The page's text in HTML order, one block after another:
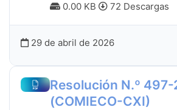
0.00 KB 72 Descargas
29 de abril de 2026
Resolución N.º
(COMIECO-CXI)